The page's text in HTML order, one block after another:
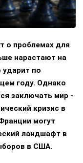
о проблемах для
нарастают на
по
году. Однако
заключать мир -
кризис в
могут
ландшафт в
в США.